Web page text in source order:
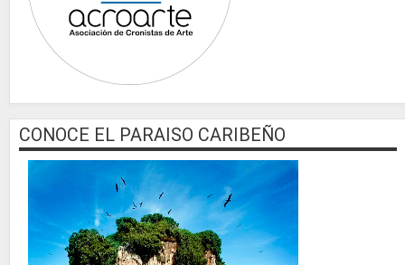
CONOCE EL PARAISO CARIBEÑO